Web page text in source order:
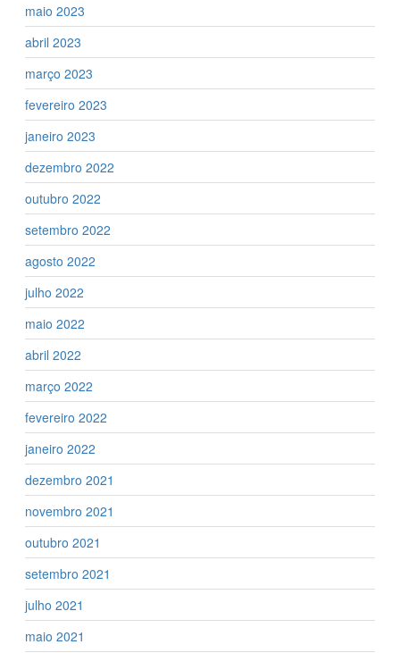
maio 2023
abril 2023
março 2023
fevereiro 2023
janeiro 2023
dezembro 2022
outubro 2022
setembro 2022
agosto 2022
julho 2022
maio 2022
abril 2022
março 2022
fevereiro 2022
janeiro 2022
dezembro 2021
novembro 2021
outubro 2021
setembro 2021
julho 2021
maio 2021